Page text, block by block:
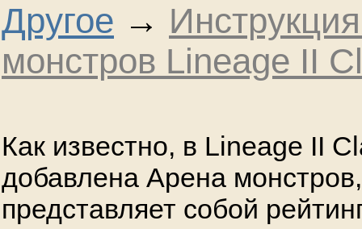
Другое →
монстров Lineage II
Как известно, в Lineage II
добавлена Арена
представляет собой